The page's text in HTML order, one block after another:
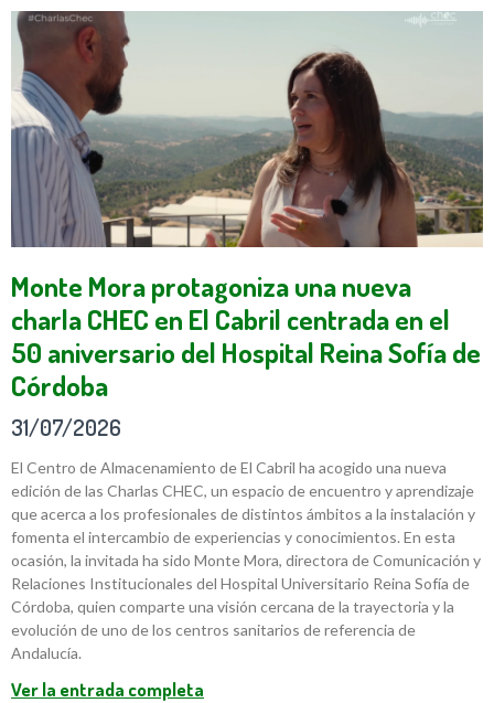
Monte Mora protagoniza una nueva
charla CHEC en El Cabril centrada en el
50 aniversario del Hospital Reina Sofía de
Córdoba
31/07/2026
El Centro de Almacenamiento de El Cabril ha acogido una nueva
edición de las Charlas CHEC, un espacio de encuentro y aprendizaje
que acerca a los profesionales de distintos ámbitos a la instalación y
fomenta el intercambio de experiencias y conocimientos. En esta
ocasión, la invitada ha sido Monte Mora, directora de Comunicación y
Relaciones Institucionales del Hospital Universitario Reina Sofía de
Córdoba, quien comparte una visión cercana de la trayectoria y la
evolución de uno de los centros sanitarios de referencia de
Andalucía.
Ver la entrada completa